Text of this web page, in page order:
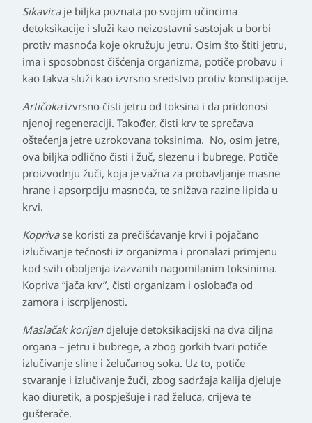
Sikavicaje biljka poznata po svojim učincima
detoksikacije i služi kao neizostavni sastojak u borbi
protiv masnoća koje okružuju jetru. Osim što štiti jetru,
ima i sposobnost čišćenja organizma, potiče probavu i
kao takva služi kao izvrsno sredstvo protiv konstipacije.
Artičoka izvrsno čisti jetru od toksina i da pridonosi
njenoj regeneraciji. Također, čisti krv te sprečava
oštećenja jetre uzrokovana toksinima. No, osim jetre,
ova biljka odlično čisti i žuč, slezenu i bubrege. Potiče
proizvodnju žuči, koja je važna za probavljanje masne
hrane i apsorpciju masnoća, te snižava razine lipida u
krvi.
Kopriva se koristi za prečišćavanje krvi i pojačano
izlučivanje tečnosti iz organizma i pronalazi primjenu
kod svih oboljenja izazvanih nagomilanim toksinima.
Kopriva “jača krv”, čisti organizam i oslobađa od
zamora i iscrpljenosti.
Maslačak korijen djeluje detoksikacijski na dva ciljna
organa – jetru i bubrege, a zbog gorkih tvari potiče
izlučivanje sline i želučanog soka. Uz to, potiče
stvaranje i izlučivanje žuči, zbog sadržaja kalija djeluje
kao diuretik, a pospješuje i rad želuca, crijeva te
gušterače.